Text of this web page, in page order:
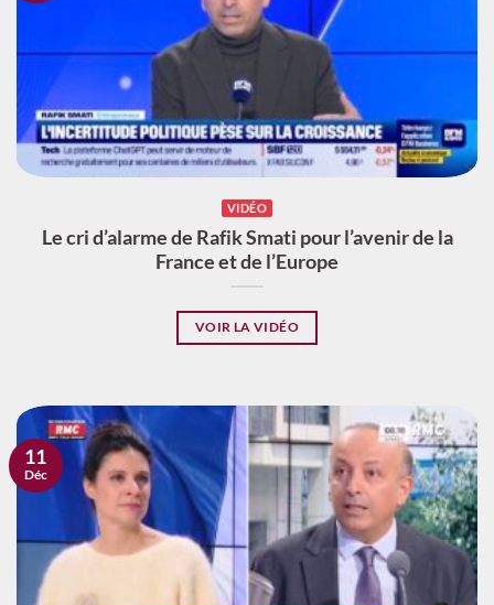
VIDÉO
Le cri d’alarme de Rafik Smati pour l’avenir de la
France et de l’Europe
VOIR LA VIDÉO
11
Déc